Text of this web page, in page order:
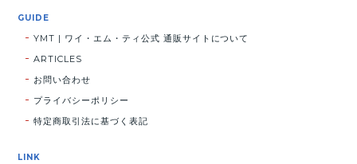
GUIDE
YMT | ワイ・エム・ティ公式 通販サイトについて
ARTICLES
お問い合わせ
プライバシーポリシー
特定商取引法に基づく表記
LINK